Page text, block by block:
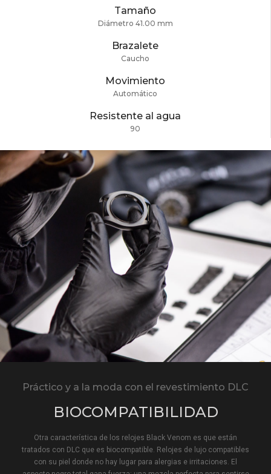
Tamaño
Diámetro 41.00 mm
Brazalete
Caucho
Movimiento
Automático
Resistente al agua
90
Práctico y a la moda con el revestimiento DLC
BIOCOMPATIBILIDAD
Otra característica de los relojes Black Venom es que están
tratados con DLC que es biocompatible. Relojes de lujo compatibles
con su piel donde no hay lugar para alergias e irritaciones. El